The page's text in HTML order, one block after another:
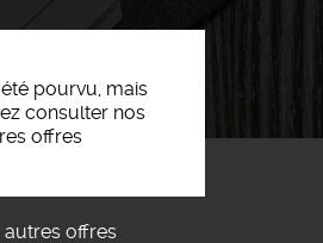
pourvu, mais
consulter nos
offres
autres offres